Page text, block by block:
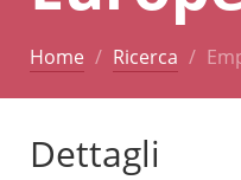
Home Ricerca
Dettagli